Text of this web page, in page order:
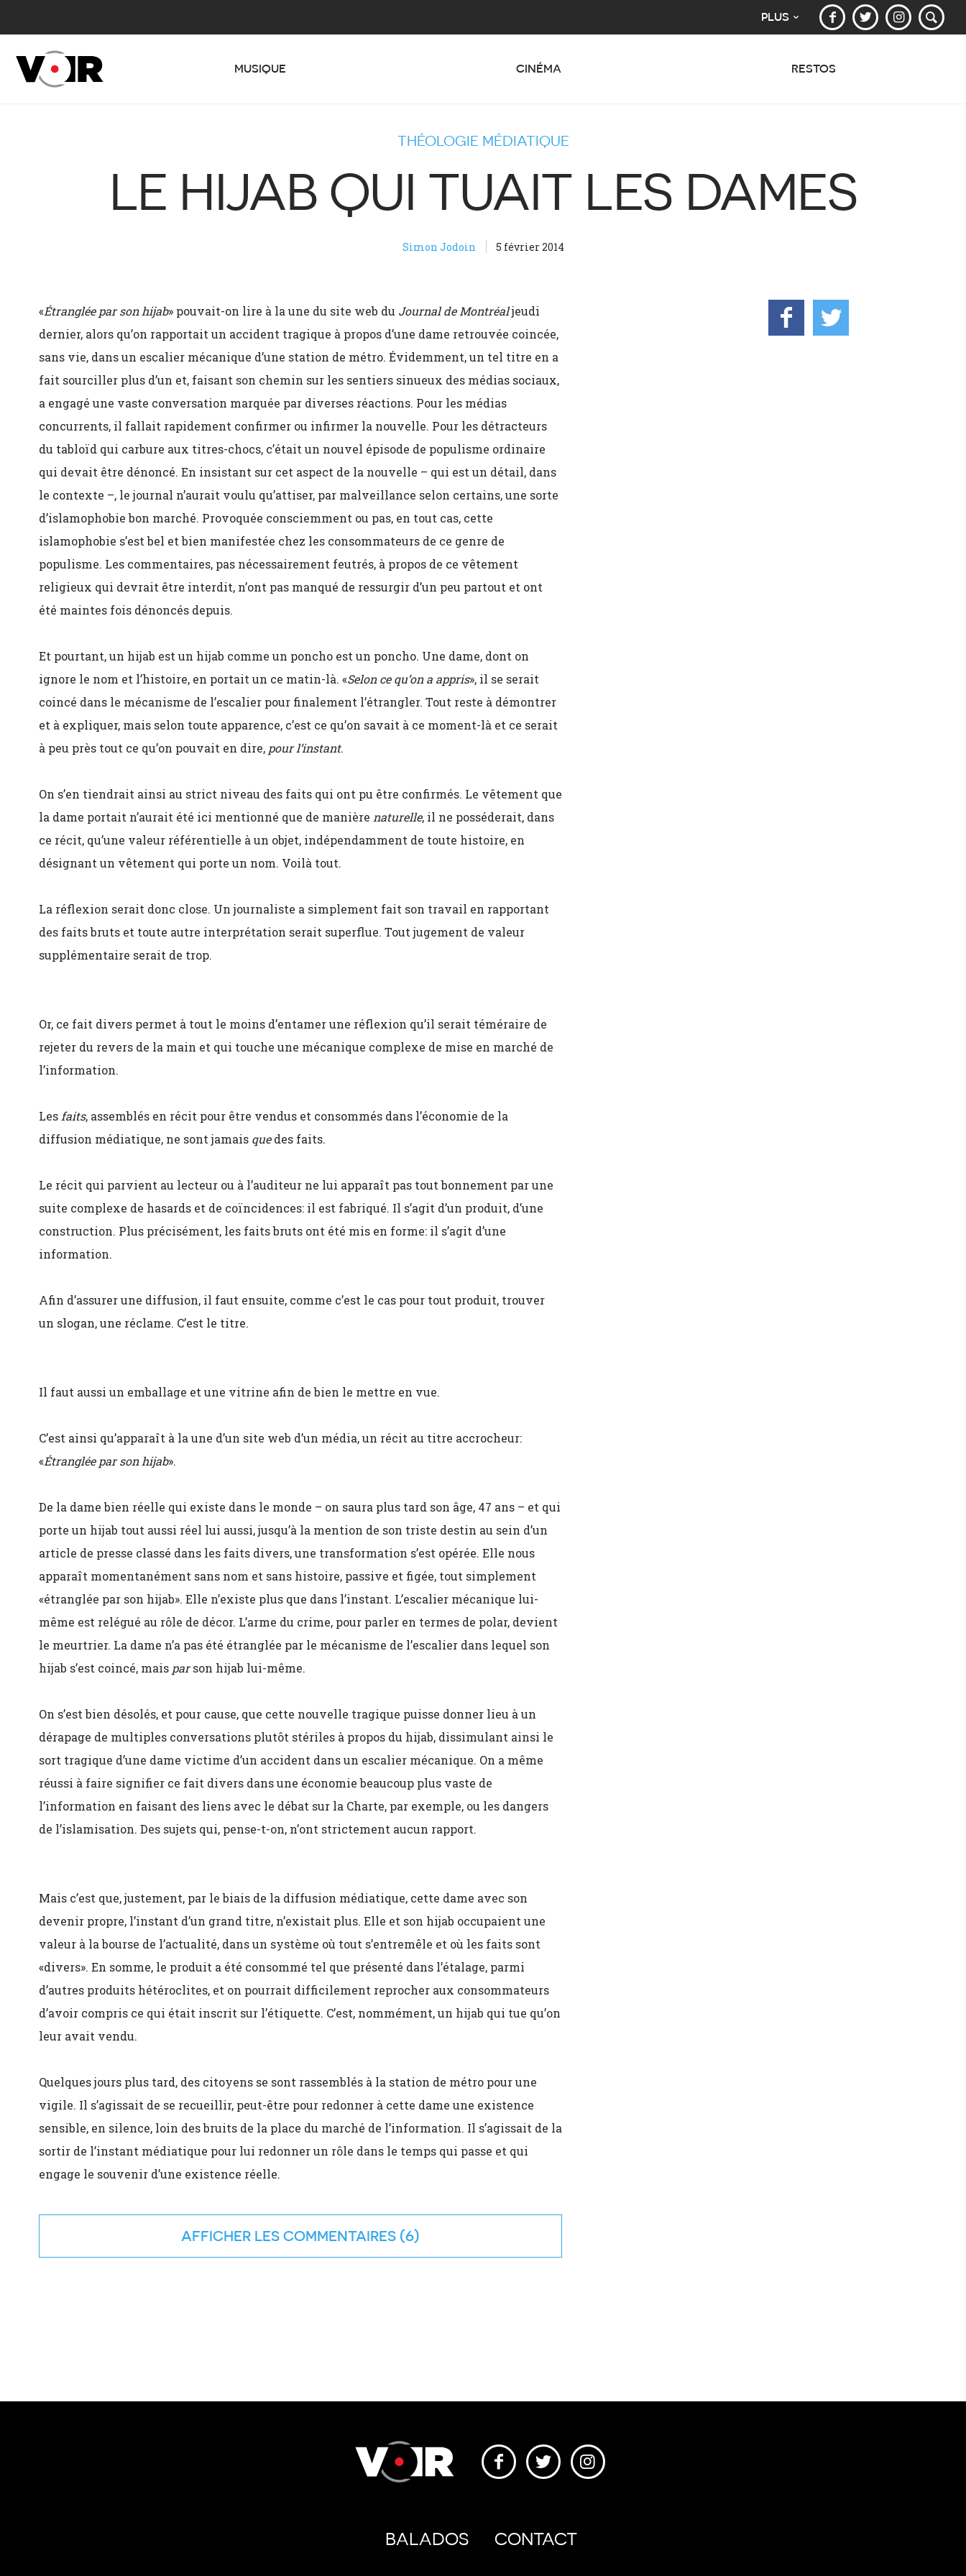
PLUS
MUSIQUE CINÉMA RESTOS
THÉOLOGIE MÉDIATIQUE
LE HIJAB QUI TUAIT LES DAMES
Simon Jodoin 5 février 2014
«Étranglée par son hijab» pouvait-on lire à la une du site web du Journal de Montréaljeudi
dernier, alors qu’on rapportait un accident tragique à propos d’une dame retrouvée coincée,
sans vie, dans un escalier mécanique d’une station de métro. Évidemment, un tel titre en a
fait sourciller plus d’un et, faisant son chemin sur les sentiers sinueux des médias sociaux,
a engagé une vaste conversation marquée par diverses réactions. Pour les médias
concurrents, il fallait rapidement confirmer ou infirmer la nouvelle. Pour les détracteurs
du tabloïd qui carbure aux titres-chocs, c’était un nouvel épisode de populisme ordinaire
qui devait être dénoncé. En insistant sur cet aspect de la nouvelle – qui est un détail, dans
le contexte –, le journal n’aurait voulu qu’attiser, par malveillance selon certains, une sorte
d’islamophobie bon marché. Provoquée consciemment ou pas, en tout cas, cette
islamophobie s’est bel et bien manifestée chez les consommateurs de ce genre de
populisme. Les commentaires, pas nécessairement feutrés, à propos de ce vêtement
religieux qui devrait être interdit, n’ont pas manqué de ressurgir d’un peu partout et ont
été maintes fois dénoncés depuis.
Et pourtant, un hijab est un hijab comme un poncho est un poncho. Une dame, dont on
ignore le nom et l’histoire, en portait un ce matin-là. «Selon ce qu’on a appris», il se serait
coincé dans le mécanisme de l’escalier pour finalement l’étrangler. Tout reste à démontrer
et à expliquer, mais selon toute apparence, c’est ce qu’on savait à ce moment-là et ce serait
à peu près tout ce qu’on pouvait en dire, pour l’instant.
On s’en tiendrait ainsi au strict niveau des faits qui ont pu être confirmés. Le vêtement que
la dame portait n’aurait été ici mentionné que de manière naturelle, il ne posséderait, dans
ce récit, qu’une valeur référentielle à un objet, indépendamment de toute histoire, en
désignant un vêtement qui porte un nom. Voilà tout.
La réflexion serait donc close. Un journaliste a simplement fait son travail en rapportant
des faits bruts et toute autre interprétation serait superflue. Tout jugement de valeur
supplémentaire serait de trop.
Or, ce fait divers permet à tout le moins d’entamer une réflexion qu’il serait téméraire de
rejeter du revers de la main et qui touche une mécanique complexe de mise en marché de
l’information.
Les faits, assemblés en récit pour être vendus et consommés dans l’économie de la
diffusion médiatique, ne sont jamais quedes faits.
Le récit qui parvient au lecteur ou à l’auditeur ne lui apparaît pas tout bonnement par une
suite complexe de hasards et de coïncidences: il est fabriqué. Il s’agit d’un produit, d’une
construction. Plus précisément, les faits bruts ont été mis en forme: il s’agit d’une
information.
Afin d’assurer une diffusion, il faut ensuite, comme c’est le cas pour tout produit, trouver
un slogan, une réclame. C’est le titre.
Il faut aussi un emballage et une vitrine afin de bien le mettre en vue.
C’est ainsi qu’apparaît à la une d’un site web d’un média, un récit au titre accrocheur:
«Étranglée par son hijab».
De la dame bien réelle qui existe dans le monde – on saura plus tard son âge, 47 ans – et qui
porte un hijab tout aussi réel lui aussi, jusqu’à la mention de son triste destin au sein d’un
article de presse classé dans les faits divers, une transformation s’est opérée. Elle nous
apparaît momentanément sans nom et sans histoire, passive et figée, tout simplement
«étranglée par son hijab». Elle n’existe plus que dans l’instant. L’escalier mécanique lui-
même est relégué au rôle de décor. L’arme du crime, pour parler en termes de polar, devient
le meurtrier. La dame n’a pas été étranglée par le mécanisme de l’escalier dans lequel son
hijab s’est coincé, mais parson hijab lui-même.
On s’est bien désolés, et pour cause, que cette nouvelle tragique puisse donner lieu à un
dérapage de multiples conversations plutôt stériles à propos du hijab, dissimulant ainsi le
sort tragique d’une dame victime d’un accident dans un escalier mécanique. On a même
réussi à faire signifier ce fait divers dans une économie beaucoup plus vaste de
l’information en faisant des liens avec le débat sur la Charte, par exemple, ou les dangers
de l’islamisation. Des sujets qui, pense-t-on, n’ont strictement aucun rapport.
Mais c’est que, justement, par le biais de la diffusion médiatique, cette dame avec son
devenir propre, l’instant d’un grand titre, n’existait plus. Elle et son hijab occupaient une
valeur à la bourse de l’actualité, dans un système où tout s’entremêle et où les faits sont
«divers». En somme, le produit a été consommé tel que présenté dans l’étalage, parmi
d’autres produits hétéroclites, et on pourrait difficilement reprocher aux consommateurs
d’avoir compris ce qui était inscrit sur l’étiquette. C’est, nommément, un hijab qui tue qu’on
leur avait vendu.
Quelques jours plus tard, des citoyens se sont rassemblés à la station de métro pour une
vigile. Il s’agissait de se recueillir, peut-être pour redonner à cette dame une existence
sensible, en silence, loin des bruits de la place du marché de l’information. Il s’agissait de la
sortir de l’instant médiatique pour lui redonner un rôle dans le temps qui passe et qui
engage le souvenir d’une existence réelle.
COMMENTAIRES
BALADOS CONTACT